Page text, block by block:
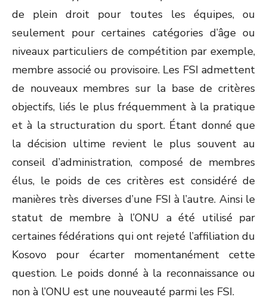
de plein droit pour toutes les équipes, ou
seulement pour certaines catégories d’âge ou
niveaux particuliers de compétition par exemple,
membre associé ou provisoire. Les FSI admettent
de nouveaux membres sur la base de critères
objectifs, liés le plus fréquemment à la pratique
et à la structuration du sport. Étant donné que
la décision ultime revient le plus souvent au
conseil d’administration, composé de membres
élus, le poids de ces critères est considéré de
manières très diverses d’une FSI à l’autre. Ainsi le
statut de membre à l’ONU a été utilisé par
certaines fédérations qui ont rejeté l’affiliation du
Kosovo pour écarter momentanément cette
question. Le poids donné à la reconnaissance ou
non à l’ONU est une nouveauté parmi les FSI.